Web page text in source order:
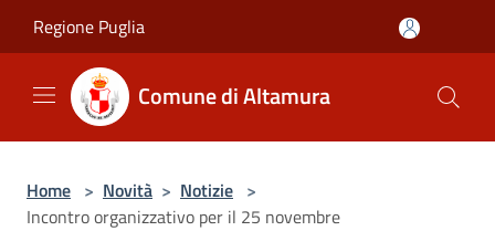
Regione Puglia
Comune di Altamura
Home > Novità > Notizie >
Incontro organizzativo per il 25 novembre